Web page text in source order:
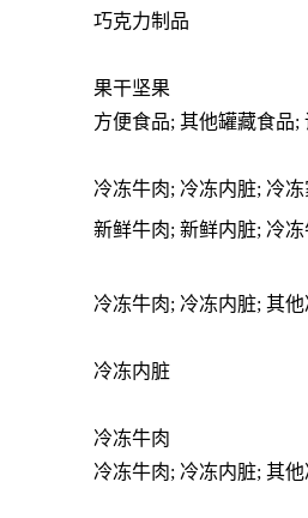
巧克力制品
果干坚果
方便食品; 其他罐藏食品;
冷冻牛肉; 冷冻内脏; 冷
新鲜牛肉; 新鲜内脏; 冷
冷冻牛肉; 冷冻内脏; 其
冷冻内脏
冷冻牛肉
冷冻牛肉; 冷冻内脏; 其